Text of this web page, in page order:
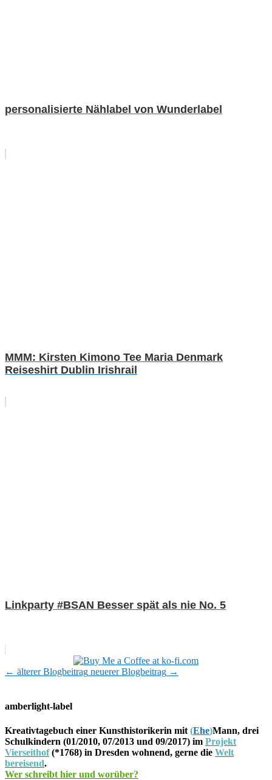
personalisierte Nählabel von Wunderlabel
MMM: Kirsten Kimono Tee Maria Denmark
Reiseshirt Dublin Irishrail
Linkparty #BSAN Besser spät als nie No. 5
← älterer Blogbeitrag neuerer Blogbeitrag →
amberlight-label
Kreativtagebuch einer Kunsthistorikerin mit (Ehe)Mann, drei
Schulkindern (01/2010, 07/2013 und 09/2017) im Projekt
Vierseithof(*1768) in Dresden wohnend, gerne die Welt
bereisend.
Wer schreibt hier und worüber?